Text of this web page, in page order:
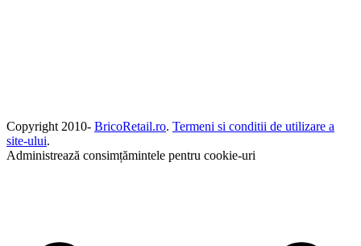
Copyright 2010- BricoRetail.ro. Termeni si conditii de utilizare a
site-ului.
Administrează consimțămintele pentru cookie-uri